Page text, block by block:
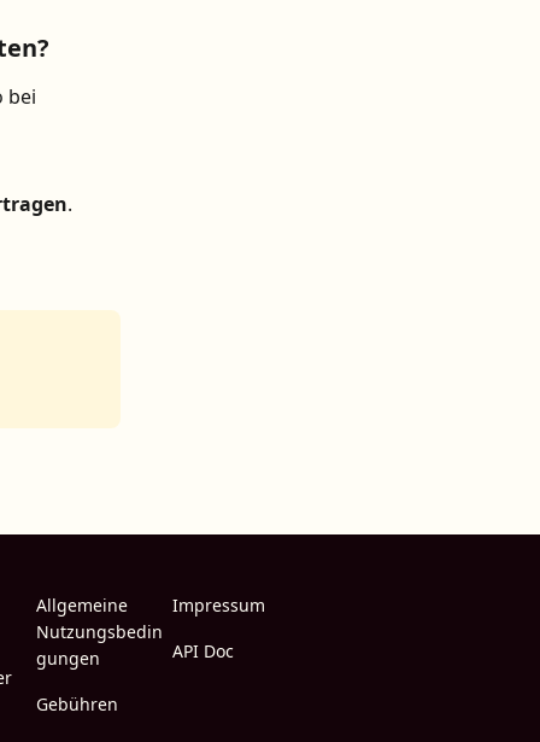
bei
.
Allgemeine
Nutzungsbedin
gungen
Gebühren
Impressum
API Doc